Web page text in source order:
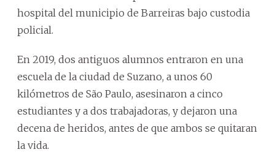
hospital del municipio de Barreiras bajo custodia
policial.
En 2019, dos antiguos alumnos entraron en una
escuela de la ciudad de Suzano, a unos 60
kilómetros de São Paulo, asesinaron a cinco
estudiantes y a dos trabajadoras, y dejaron una
decena de heridos, antes de que ambos se quitaran
la vida.